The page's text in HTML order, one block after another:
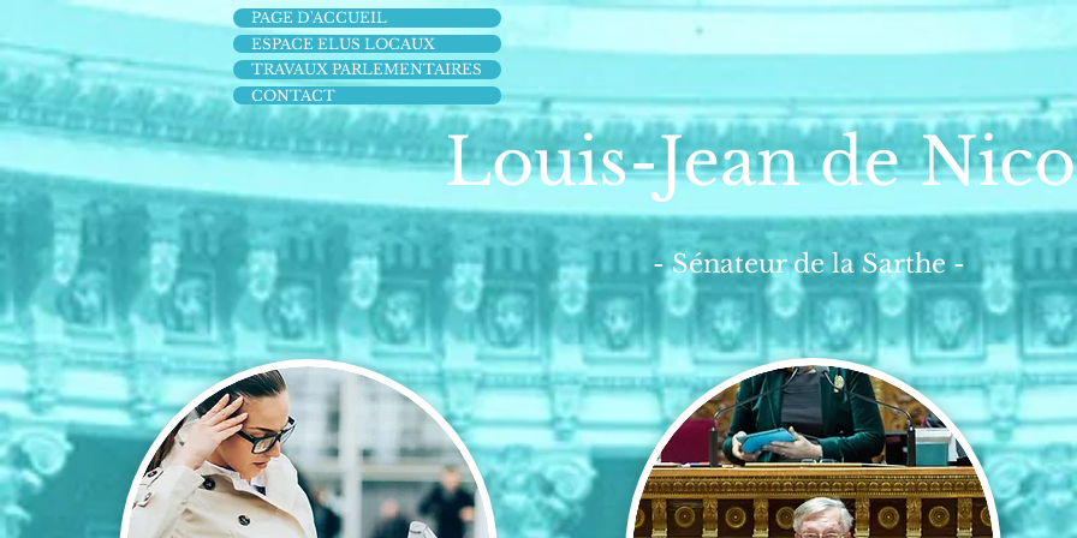
PAGE D'ACCUEIL
ESPACE ELUS LOCAUX
TRAVAUX PARLEMENTAIRES
CONTACT
Louis-Jean de
- Sénateur de la Sarthe -